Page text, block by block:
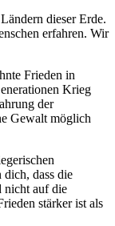
dieser Erde.
erfahren. Wir
Frieden in
Krieg
der
Gewalt möglich
dich, dass die
nicht auf die
stärker ist als